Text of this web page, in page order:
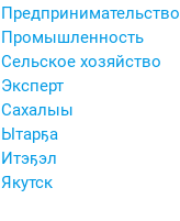
Предпринимательство
Промышленность
Сельское хозяйство
Эксперт
Сахалыы
Ытарҕа
Итэҕэл
Якутск